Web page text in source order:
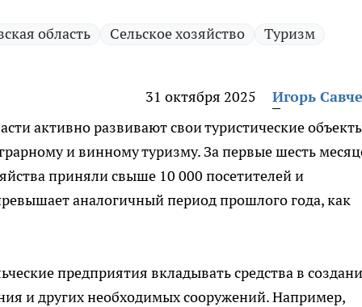
область Сельское хозяйство Туризм
31 октября 2025
Игорь
активно развивают свои туристические
и винному туризму. За первые шесть
приняли свыше 10 000 посетителей и
аналогичный период прошлого года, как
предприятия вкладывать средства в
и других необходимых сооружений. Например,